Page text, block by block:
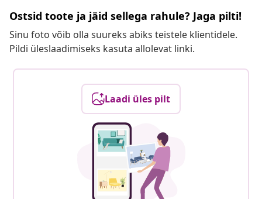
Ostsid toote ja jäid sellega rahule? Jaga pilti!
Sinu foto võib olla suureks abiks teistele klientidele.
Pildi üleslaadimiseks kasuta allolevat linki.
Laadi üles pilt